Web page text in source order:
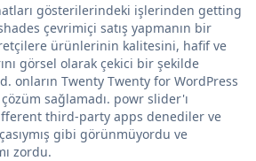
gösterilerindeki işlerinden getting
çevrimiçi satış yapmanın bir
ürünlerinin kalitesini, hafif ve
görsel olarak çekici bir şekilde
onların Twenty Twenty for WordPress
sağlamadı. powr slider'ı
third-party apps denediler ve
gibi görünmüyordu ve
zordu.